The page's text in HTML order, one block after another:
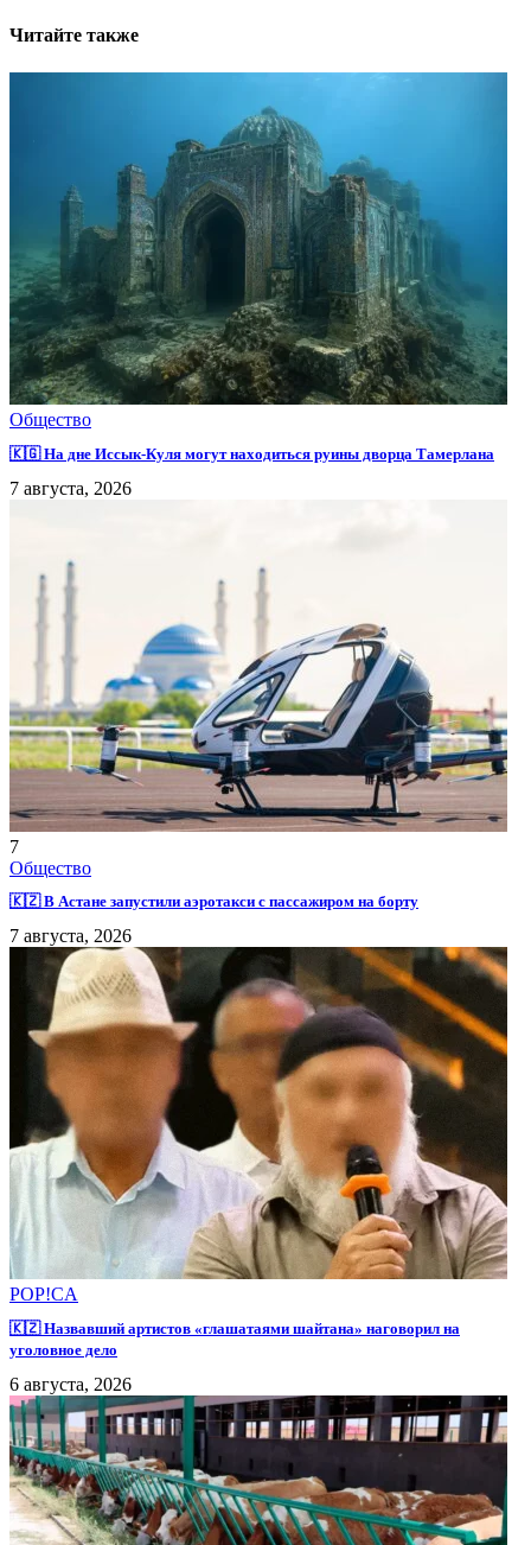
Читайте также
Общество
🇰🇬 На дне Иссык-Куля могут находиться руины дворца Тамерлана
7 августа, 2026
7
Общество
🇰🇿 В Астане запустили аэротакси с пассажиром на борту
7 августа, 2026
POP!CA
🇰🇿 Назвавший артистов «глашатаями шайтана» наговорил на
уголовное дело
6 августа, 2026